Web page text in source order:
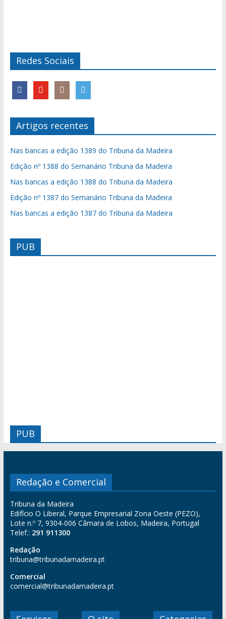
Redes Sociais
Artigos recentes
Nas bancas a edição 1389 do Tribuna da Madeira
Edição nº 1388 do Semanário Tribuna da Madeira
Nas bancas a edição 1388 do Tribuna da Madeira
Edição nº 1387 do Semanário Tribuna da Madeira
Nas bancas a edição 1387 do Tribuna da Madeira
PUB
PUB
Redação e Comercial
Tribuna da Madeira
Edifício O Liberal, Parque Empresarial Zona Oeste (PEZO),
Lote n.º 7, 9304-006 Câmara de Lobos, Madeira, Portugal
Telef.: 291 911300
Redação
tribuna@tribunadamadeira.pt
Comercial
comercial@tribunadamadeira.pt